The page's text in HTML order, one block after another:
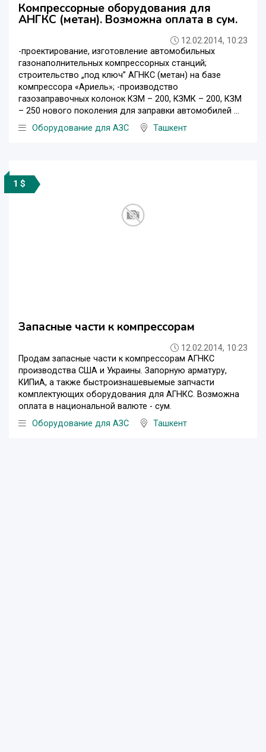
Компрессорные оборудования для
АНГКС (метан). Возможна оплата в сум.
12.02.2014, 10:23
-проектирование, изготовление автомобильных
газонаполнительных компрессорных станций;
cтроительство „под ключ” АГНКС (метан) на базе
компрессора «Ариель»; -производство
газозаправочных колонок КЗМ – 200, КЗМК – 200, КЗМ
– 250 нового поколения для заправки автомобилей ...
Оборудование для АЗС
Ташкент
1 $
Запасные части к компрессорам
12.02.2014, 10:23
Продам запасные части к компрессорам АГНКС
производства США и Украины. Запорную арматуру,
КИПиА, а также быстроизнашевыемые запчасти
комплектующих оборудования для АГНКС. Возможна
оплата в национальной валюте - сум.
Оборудование для АЗС
Ташкент